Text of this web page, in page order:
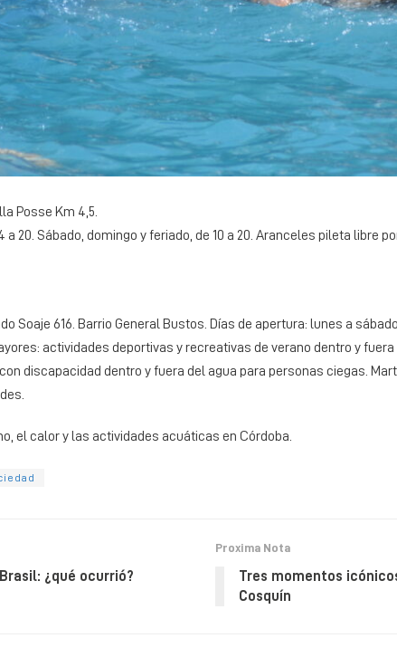
Posse Km 4,5.
20. Sábado, domingo y feriado, de 10 a 20. Aranceles pileta libre
Soaje 616. Barrio General Bustos. Días de apertura: lunes a
actividades deportivas y recreativas de verano dentro y fuera
discapacidad dentro y fuera del agua para personas ciegas.
el calor y las actividades acuáticas en Córdoba.
¿qué ocurrió?
Proxima Nota
Tres momentos
Cosquín